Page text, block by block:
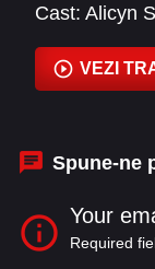
Cast: Alicyn
Bill Devlin ,
Cynthia
VEZI
Spune-ne
Your
Required